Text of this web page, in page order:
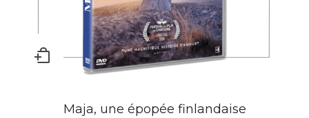
Maja, une épopée finlandaise